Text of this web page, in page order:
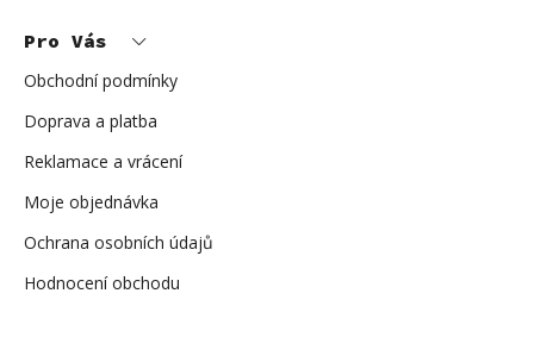
Pro Vás
Obchodní podmínky
Doprava a platba
Reklamace a vrácení
Moje objednávka
Ochrana osobních údajů
Hodnocení obchodu